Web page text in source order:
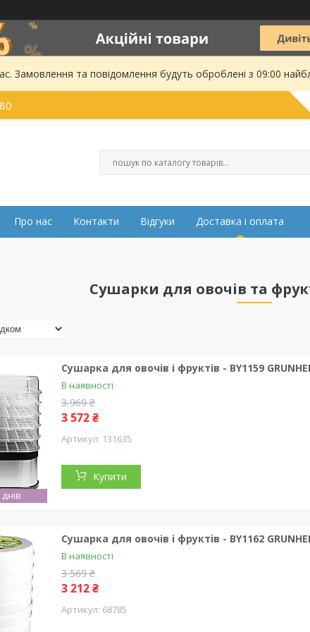
Замовлення та повідомлення будуть оброблені з 09:00
Про нас Контакти Відгуки Доставка і оплата
Сушарки для овочів та
Сушарка для овочів і фруктів - BY1159
В наявності
3 969 ₴
3 572 ₴
131635
Купити
Сушарка для овочів і фруктів - BY1162
В наявності
3 569 ₴
3 212 ₴
68785